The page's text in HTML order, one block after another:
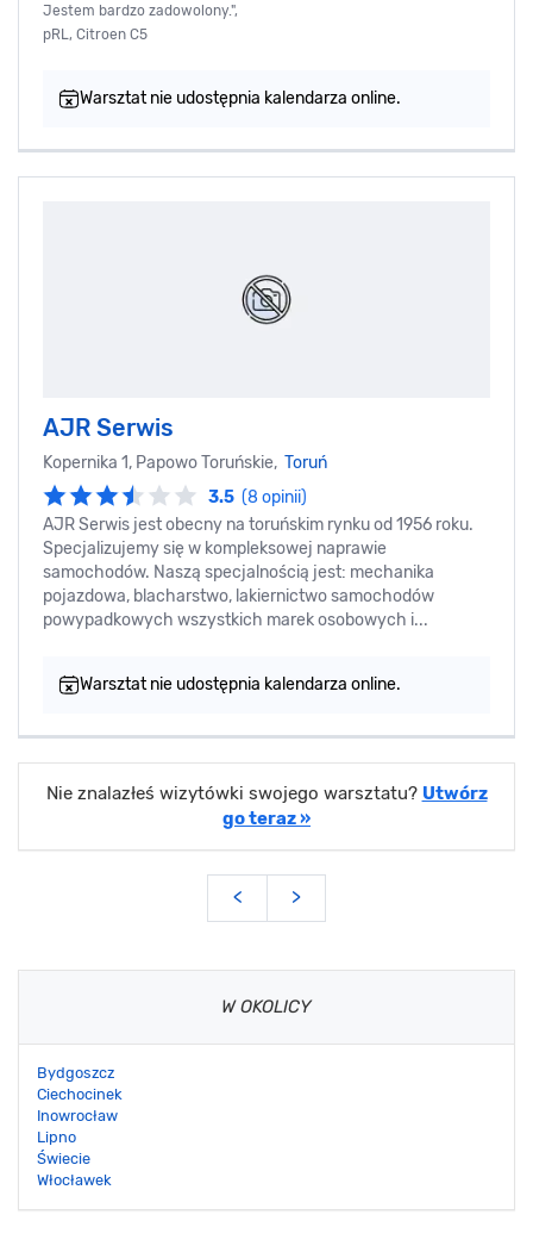
Jestem bardzo zadowolony.",
pRL, Citroen C5
Warsztat nie udostępnia kalendarza online.
AJR Serwis
Kopernika 1, Papowo Toruńskie, Toruń
3.5 (8 opinii)
AJR Serwis jest obecny na toruńskim rynku od 1956 roku.
Specjalizujemy się w kompleksowej naprawie
samochodów. Naszą specjalnością jest: mechanika
pojazdowa, blacharstwo, lakiernictwo samochodów
powypadkowych wszystkich marek osobowych i...
Warsztat nie udostępnia kalendarza online.
Nie znalazłeś wizytówki swojego warsztatu? Utwórz
go teraz »
< >
W OKOLICY
Bydgoszcz
Ciechocinek
Inowrocław
Lipno
Świecie
Włocławek